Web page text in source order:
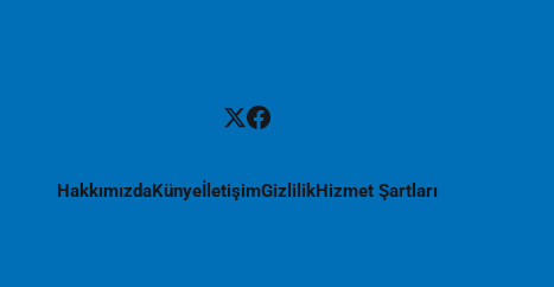
HakkımızdaKünyeİletişimGizlilikHizmet Şartları